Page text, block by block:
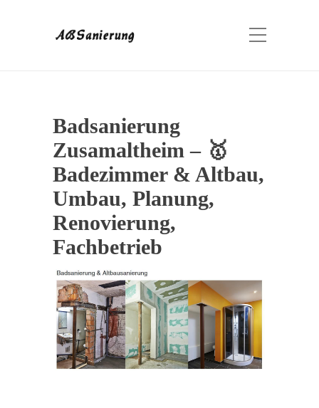
Badsanierung
Zusamaltheim – 🥇
Badezimmer & Altbau,
Umbau, Planung,
Renovierung,
Fachbetrieb